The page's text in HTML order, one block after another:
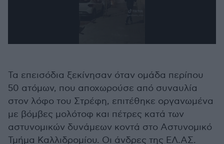
21
seconds
Τα επεισόδια ξεκίνησαν όταν ομάδα περίπου
50 ατόμων, που αποχωρούσε από συναυλία
στον λόφο του Στρέφη, επιτέθηκε οργανωμένα
με βόμβες μολότοφ και πέτρες κατά των
αστυνομικών δυνάμεων κοντά στο Αστυνομικό
Τμήμα Καλλιδρομίου. Οι άνδρες της ΕΛ.ΑΣ.